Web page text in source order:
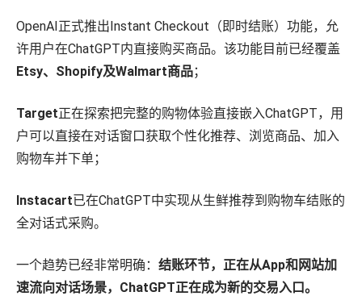
OpenAI正式推出Instant Checkout（即时结账）功能，允
许用户在ChatGPT内直接购买商品。该功能目前已经覆盖
Etsy、Shopify及Walmart商品；
Target正在探索把完整的购物体验直接嵌入ChatGPT，用
户可以直接在对话窗口获取个性化推荐、浏览商品、加入
购物车并下单；
Instacart已在ChatGPT中实现从生鲜推荐到购物车结账的
全对话式采购。
一个趋势已经非常明确： 结账环节，正在从App和网站加
速流向对话场景，ChatGPT正在成为新的交易入口。